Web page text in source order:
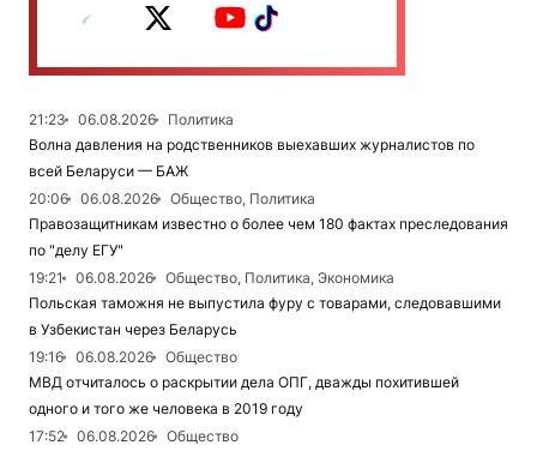
21:23 06.08.2026
Политика
Волна давления на родственников выехавших журналистов по
всей Беларуси — БАЖ
20:06
06.08.2026
Общество, Политика
Правозащитникам известно о более чем 180 фактах преследования
по "делу ЕГУ"
19:21
06.08.2026
Общество, Политика, Экономика
Польская таможня не выпустила фуру с товарами, следовавшими
в Узбекистан через Беларусь
19:16
06.08.2026
Общество
МВД отчиталось о раскрытии дела ОПГ, дважды похитившей
одного и того же человека в 2019 году
17:52
06.08.2026
Общество